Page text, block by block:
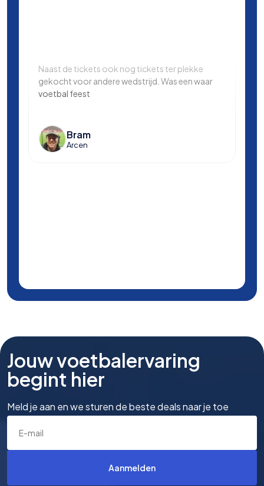
Naast de tickets ook nog tickets ter plekke
gekocht voor andere wedstrijd. Was een waar
voetbal feest
Bram
Arcen
Jouw voetbalervaring
begint hier
Meld je aan en we sturen de beste deals naar je toe
Aanmelden